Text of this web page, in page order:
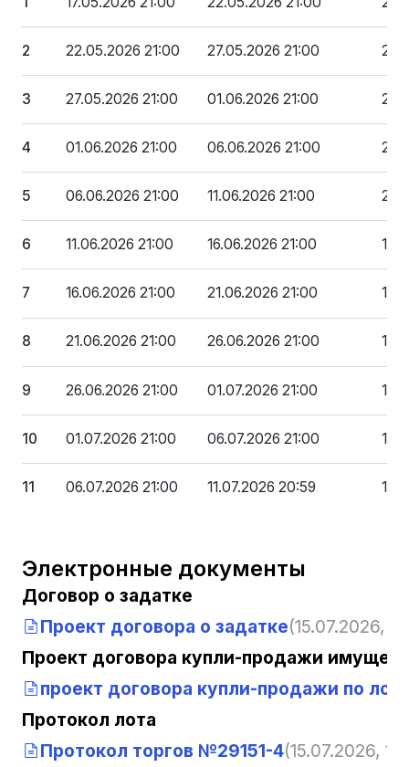
2 22.05.2026 21:00 27.05.2026 21:00
3 27.05.2026 21:00 01.06.2026 21:00
4 01.06.2026 21:00 06.06.2026 21:00
5 06.06.2026 21:00 11.06.2026 21:00
6 11.06.2026 21:00 16.06.2026 21:00 188
7 16.06.2026 21:00 21.06.2026 21:00
8 21.06.2026 21:00 26.06.2026 21:00 163
9 26.06.2026 21:00 01.07.2026 21:00
10 01.07.2026 21:00 06.07.2026 21:00 138
11 06.07.2026 21:00 11.07.2026 20:59
Электронные документы
Договор о задатке
Проект договора о задатке(15.07.2026,
Проект договора купли-продажи
проект договора купли-продажи по
Протокол лота
Протокол торгов №29151-4(15.07.2026,